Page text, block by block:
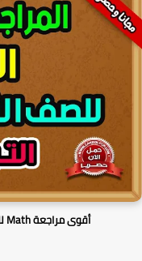
أقوى مراجعة Math للصف الثالث الإعدادي لغات ترم أول 2026